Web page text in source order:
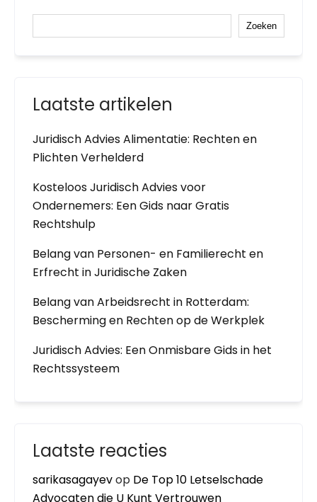
Zoeken
Laatste artikelen
Juridisch Advies Alimentatie: Rechten en
Plichten Verhelderd
Kosteloos Juridisch Advies voor
Ondernemers: Een Gids naar Gratis
Rechtshulp
Belang van Personen- en Familierecht en
Erfrecht in Juridische Zaken
Belang van Arbeidsrecht in Rotterdam:
Bescherming en Rechten op de Werkplek
Juridisch Advies: Een Onmisbare Gids in het
Rechtssysteem
Laatste reacties
sarikasagayevop De Top 10 Letselschade
Advocaten die U Kunt Vertrouwen